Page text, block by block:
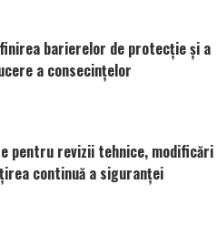
barierelor de protecție și a
a consecințelor
pentru revizii tehnice, modificări
continuă a siguranței